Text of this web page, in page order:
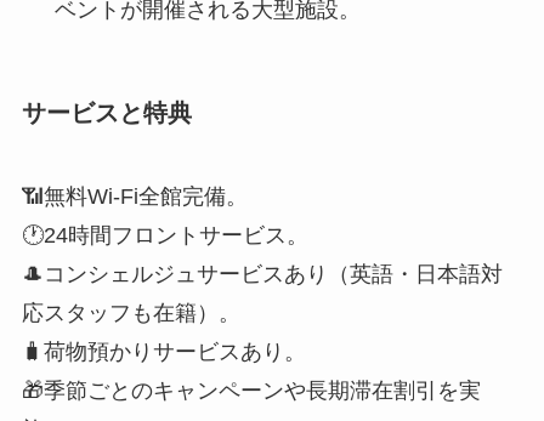
🕐24時間フロントサービス。
🎩コンシェルジュサービスあり（英語・日本語対
応スタッフも在籍）。
🧳荷物預かりサービスあり。
🎁季節ごとのキャンペーンや長期滞在割引を実
施。